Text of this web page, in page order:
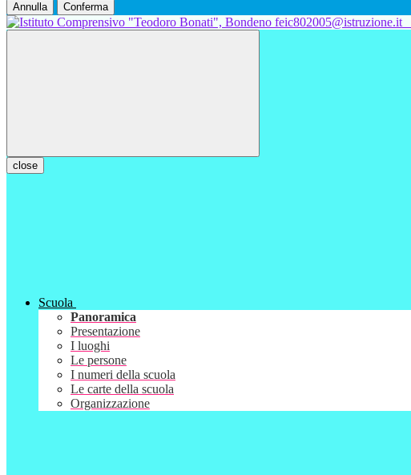
Annulla Conferma
feic802005@istruzione.it
close
Scuola
Panoramica
Presentazione
I luoghi
Le persone
I numeri della scuola
Le carte della scuola
Organizzazione